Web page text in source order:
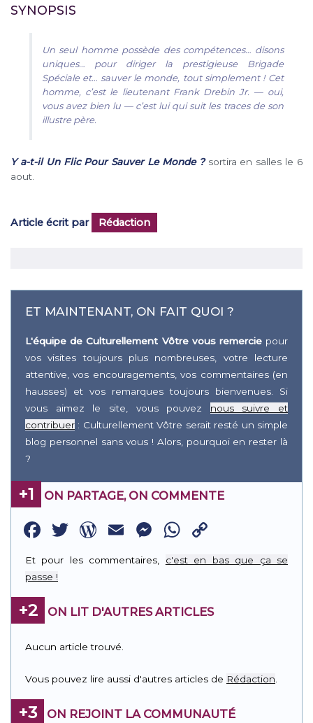
SYNOPSIS
Un seul homme possède des compétences… disons
uniques… pour diriger la prestigieuse Brigade
Spéciale et… sauver le monde, tout simplement ! Cet
homme, c’est le lieutenant Frank Drebin Jr. — oui,
vous avez bien lu — c’est lui qui suit les traces de son
illustre père.
Y a-t-il Un Flic Pour Sauver Le Monde ?sortira en salles le 6
aout.
Article écrit par Rédaction
ET MAINTENANT, ON FAIT QUOI ?
L'équipe de Culturellement Vôtre vous remerciepour
vos visites toujours plus nombreuses, votre lecture
attentive, vos encouragements, vos commentaires (en
hausses) et vos remarques toujours bienvenues. Si
vous aimez le site, vous pouvez nous suivre et
contribuer : Culturellement Vôtre serait resté un simple
blog personnel sans vous ! Alors, pourquoi en rester là
?
+1 ON PARTAGE, ON COMMENTE
Facebook
Twitter
WordPress
EmailMessenger
WhatsApp
Link
Et pour les commentaires, c'est en bas que ça se
passe !
+2 ON LIT D'AUTRES ARTICLES
Aucun article trouvé.
Vous pouvez lire aussi d'autres articles de Rédaction
+3 ON REJOINT LA COMMUNAUTÉ